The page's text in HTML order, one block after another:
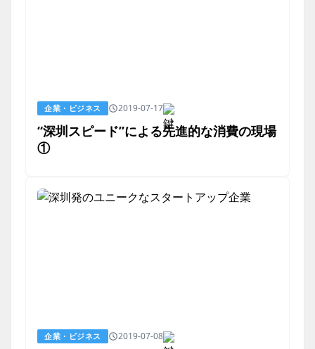
企業・ビジネス 2019-07-17
“深圳スピード”による先進的な消費の現場
①
企業・ビジネス 2019-07-08